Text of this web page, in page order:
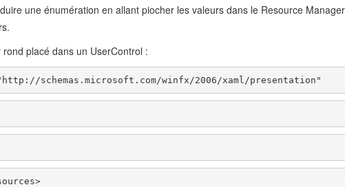
une énumération en allant piocher les valeurs dans le Resource
placé dans un UserControl :
schemas.microsoft.com/winfx/2006/xaml/presentation"
>